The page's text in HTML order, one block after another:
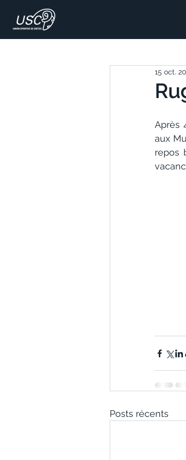
15 oct.
Après
aux
repos
Posts récents